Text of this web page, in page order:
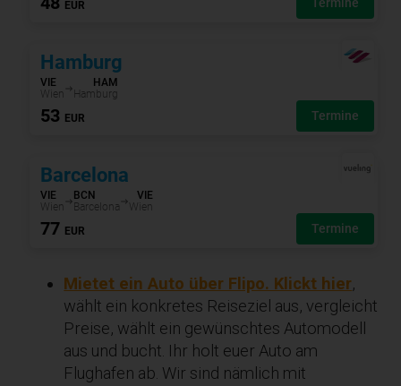
Mietet ein Auto über Flipo. Klickt hier,
wählt ein konkretes Reiseziel aus, vergleicht
Preise, wählt ein gewünschtes Automodell
aus und bucht. Ihr holt euer Auto am
Flughafen ab. Wir sind nämlich mit